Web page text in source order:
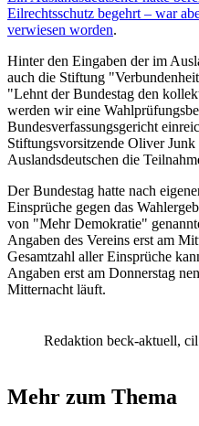
Eilrechtsschutz begehrt – war
verwiesen worden.
Hinter den Eingaben der im
auch die Stiftung
"Lehnt der Bundestag den
werden wir eine
Bundesverfassungsgericht
Stiftungsvorsitzende Oliver
Auslandsdeutschen die
Der Bundestag hatte nach
Einsprüche gegen das
von "Mehr Demokratie"
Angaben des Vereins erst am
Gesamtzahl aller Einsprüche
Angaben erst am Donnerstag
Mitternacht läuft.
Redaktion beck-aktuell, cil
Mehr zum Thema